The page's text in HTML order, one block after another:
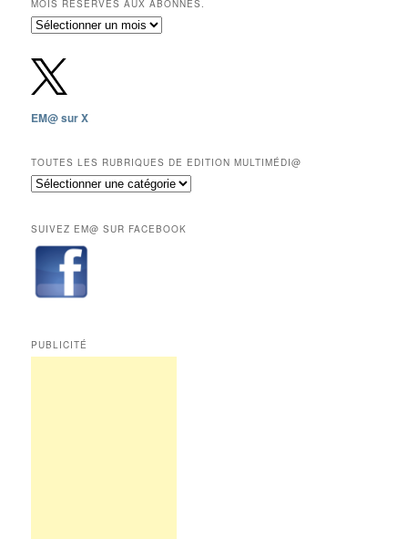
MOIS RÉSERVÉS AUX ABONNÉS.
Archives
depuis
2009,
sauf
12
mois
réservés
aux
EM@ sur X
TOUTES LES RUBRIQUES DE EDITION MULTIMÉDI@
Toutes
de
Edition
Multimédi@
SUIVEZ EM@ SUR FACEBOOK
PUBLICITÉ